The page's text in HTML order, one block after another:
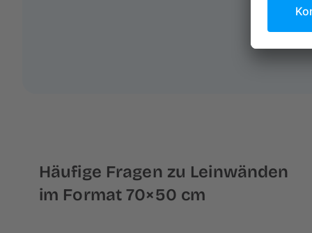
Häufige Fragen zu Leinwänden
im Format 70×50 cm